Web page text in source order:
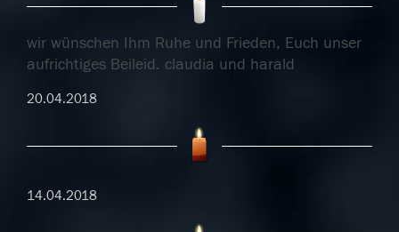
wir wünschen Ihm Ruhe und Frieden, Euch unser
aufrichtiges Beileid. claudia und harald
20.04.2018
14.04.2018